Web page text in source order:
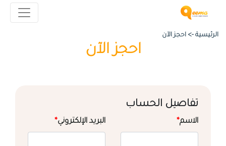
الرئيسية -> احجز الآن
احجز الآن
تفاصيل الحساب
الاسم* البريد الإلكتروني*